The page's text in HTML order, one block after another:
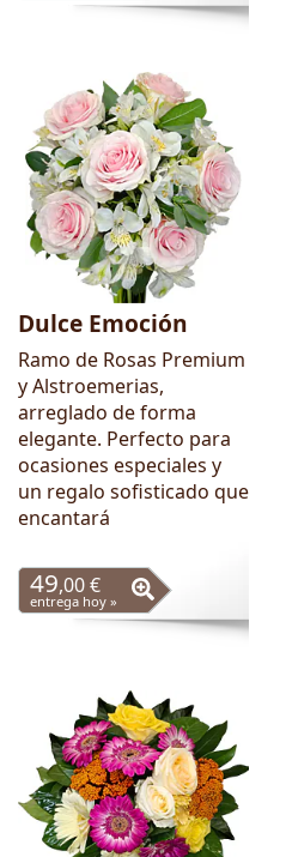
Dulce Emoción
Ramo de Rosas Premium
y Alstroemerias,
arreglado de forma
elegante. Perfecto para
ocasiones especiales y
un regalo sofisticado que
encantará
49,00 €
entrega hoy »